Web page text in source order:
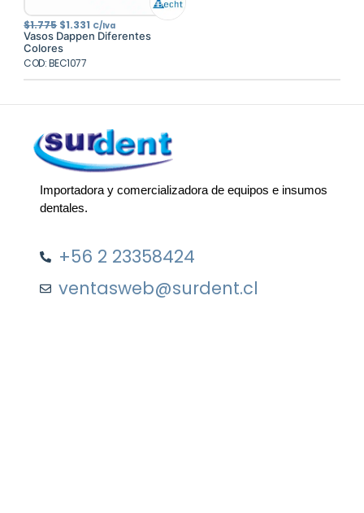
$1.775 El
precio
original
era:
$1.775.
$1.331 El
precio
actual
C/Iva
Vasos Dappen Diferentes
Colores
COD: BEC1077
Importadora y comercializadora de equipos e insumos
dentales.
+56 2 23358424
ventasweb@surdent.cl